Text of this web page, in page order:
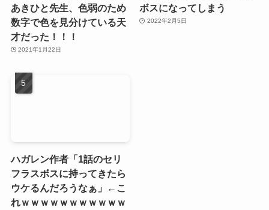
あきひと先生、色弱のため
数字で色を見分けている天
才だった！！！
2021年1月22日
ボスになってしまう
2022年2月5日
ハガレン作者「1話のセリ
フラスボスに持ってきたら
ウケるんだろうなぁ」←こ
れｗｗｗｗｗｗｗｗｗｗｗ